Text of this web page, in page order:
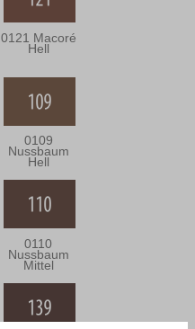
0121 Macoré
Hell
0109
Nussbaum
Hell
0110
Nussbaum
Mittel